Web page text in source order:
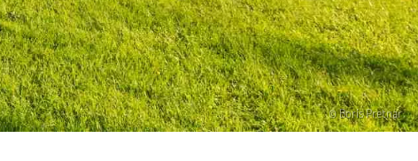
© Boris Pretnar